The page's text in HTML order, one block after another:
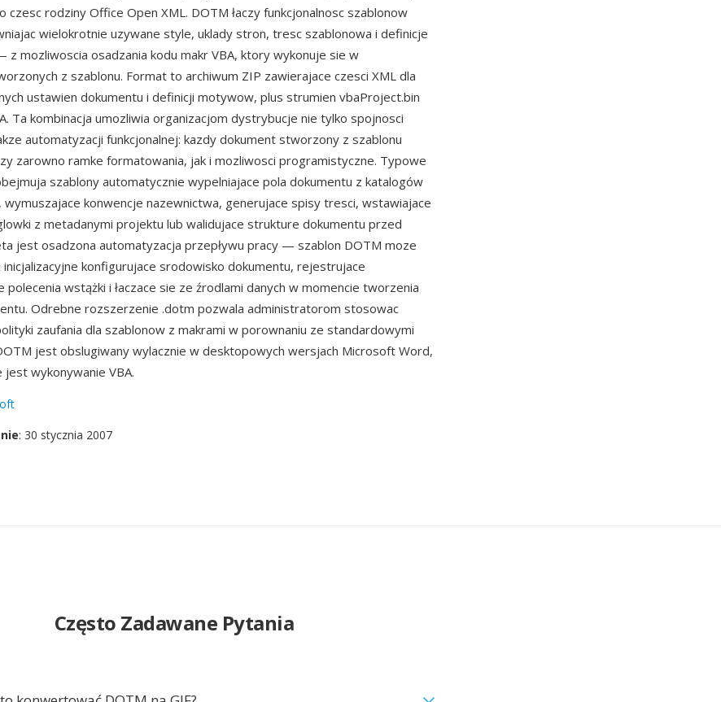
czesc rodziny Office Open XML. DOTM łaczy funkcjonalnosc szablonow
wielokrotnie uzywane style, uklady stron, tresc szablonowa i definicje
mozliwoscia osadzania kodu makr VBA, ktory wykonuje sie w
z szablonu. Format to archiwum ZIP zawierajace czesci XML dla
ustawien dokumentu i definicji motywow, plus strumien vbaProject.bin
Ta kombinacja umozliwia organizacjom dystrybucje nie tylko spojnosci
automatyzacji funkcjonalnej: kazdy dokument stworzony z szablonu
zarowno ramke formatowania, jak i mozliwosci programistyczne. Typowe
szablony automatycznie wypelniajace pola dokumentu z katalogów
wymuszajace konwencje nazewnictwa, generujace spisy tresci, wstawiajace
z metadanymi projektu lub walidujace strukture dokumentu przed
jest osadzona automatyzacja przepływu pracy — szablon DOTM moze
inicjalizacyjne konfigurujace srodowisko dokumentu, rejestrujace
polecenia wstążki i łaczace sie ze źrodlami danych w momencie tworzenia
Odrebne rozszerzenie .dotm pozwala administratorom stosowac
zaufania dla szablonow z makrami w porownaniu ze standardowymi
jest obslugiwany wylacznie w desktopowych wersjach Microsoft Word,
wykonywanie VBA.
: 30 stycznia 2007
Często Zadawane Pytania